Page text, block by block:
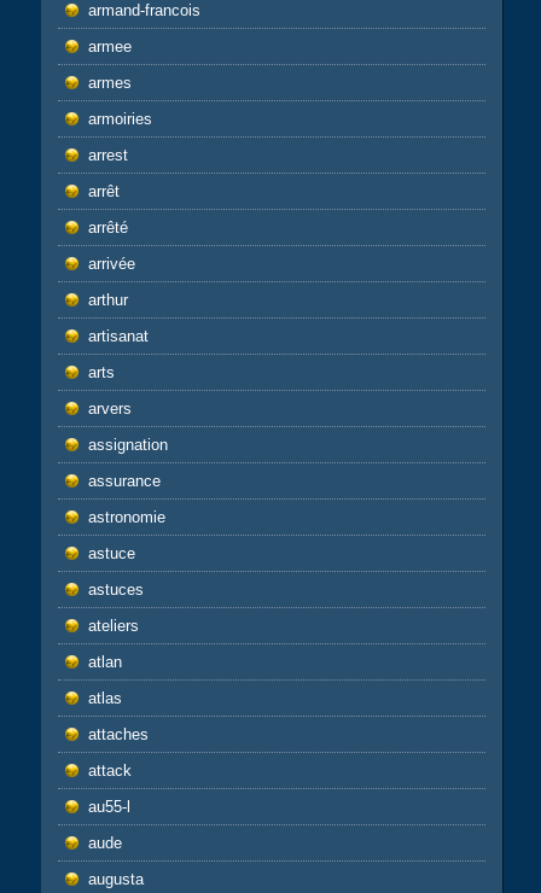
armand-francois
armee
armes
armoiries
arrest
arrêt
arrêté
arrivée
arthur
artisanat
arts
arvers
assignation
assurance
astronomie
astuce
astuces
ateliers
atlan
atlas
attaches
attack
au55-l
aude
augusta